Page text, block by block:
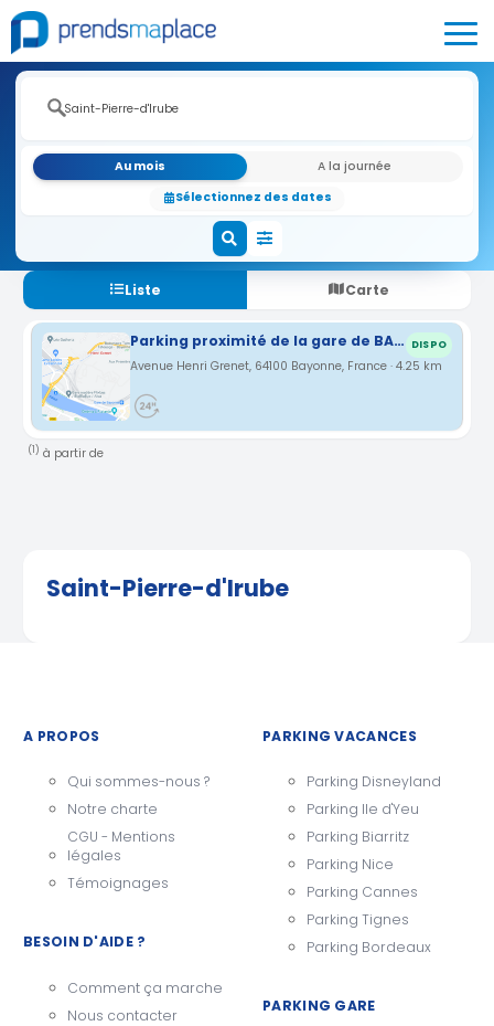
Au mois
A la journée
Sélectionnez des dates
Liste Carte
Parking proximité de la gare de BAYONNE DISPO
Avenue Henri Grenet, 64100 Bayonne, France · 4.25 km
(1) à partir de
Saint-Pierre-d'Irube
A PROPOS
Qui sommes-nous ?
Notre charte
CGU - Mentions
légales
Témoignages
BESOIN D'AIDE ?
Comment ça marche
Nous contacter
PARKING VACANCES
Parking Disneyland
Parking Ile d'Yeu
Parking Biarritz
Parking Nice
Parking Cannes
Parking Tignes
Parking Bordeaux
PARKING GARE